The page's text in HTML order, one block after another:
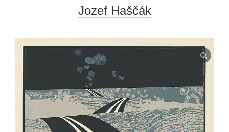
Jozef Haščák